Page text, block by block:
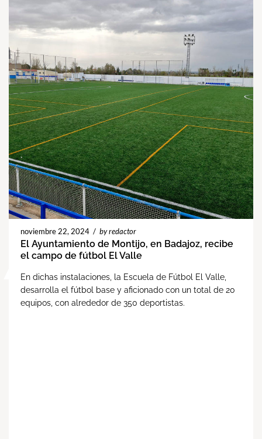
noviembre 22, 2024 / by redactor
El Ayuntamiento de Montijo, en Badajoz, recibe
el campo de fútbol El Valle
En dichas instalaciones, la Escuela de Fútbol El Valle,
desarrolla el fútbol base y aficionado con un total de 20
equipos, con alrededor de 350 deportistas.